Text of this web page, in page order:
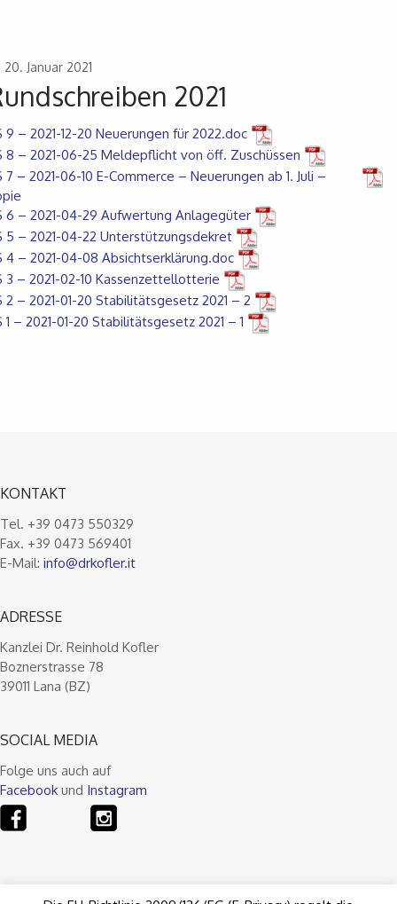
20. Januar 2021
2021
9 – 2021-12-20 Neuerungen für 2022.doc
8 – 2021-06-25 Meldepflicht von öff. Zuschüssen
7 – 2021-06-10 E-Commerce – Neuerungen ab 1. Juli –
6 – 2021-04-29 Aufwertung Anlagegüter
5 – 2021-04-22 Unterstützungsdekret
4 – 2021-04-08 Absichtserklärung.doc
3 – 2021-02-10 Kassenzettellotterie
2 – 2021-01-20 Stabilitätsgesetz 2021 – 2
1 – 2021-01-20 Stabilitätsgesetz 2021 – 1
KONTAKT
Tel. +39 0473 550329
Fax. +39 0473 569401
E-Mail: info@drkofler.it
ADRESSE
Kanzlei Dr. Reinhold Kofler
Boznerstrasse 78
39011 Lana (BZ)
SOCIAL MEDIA
Folge uns auch auf
Facebook und Instagram